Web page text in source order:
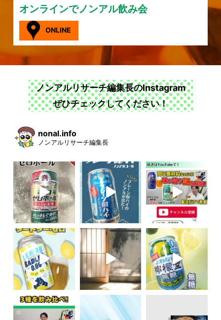
オンラインでノンアル飲み会
ONLINE
ノンアルリサーチ編集長のInstagram
ぜひチェックしてください！
nonal.info
ノンアルリサーチ編集長